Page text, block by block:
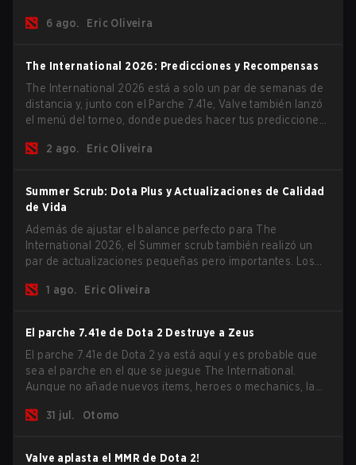
oportunidad de gloria eterna.
6 ago. Eric Oliveira
The International 2026: Predicciones y Recompensas
The International 2026 está a solo un par de semanas de
distancia y, junto con el Parche 7.41e, Valve también lanzó
el menú del torneo, donde puedes hacer tus predicciones
este año.
2 ago. Eric Oliveira
Summer Scrub: Dota Plus y Actualizaciones de Calidad
de Vida
Además de ajustar el balance perfecto para The
International 2026, el Summer scrub también realizó un
par de actualizaciones pequeñas pero importantes. Los
de desglose post-partida y ahora todos los jugadores
1 ago. Eric Oliveira
El parche 7.41e de Dota 2 Destruye a Zeus
El parche 7.41e de Dota 2 ya está aquí y es probable que
sea el parche en el que se juegue The International.
Aunque no añade nuevos items, heroes o mechanics, la
los mayores problemas del juego.
31 jul. Otomo
Valve aplasta el MMR de Dota 2!